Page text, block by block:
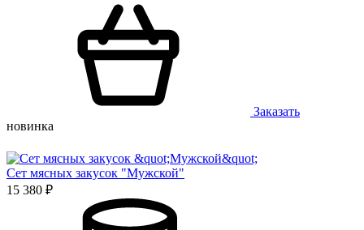
Заказать
новинка
Сет мясных закусок "Мужской"
15 380 ₽